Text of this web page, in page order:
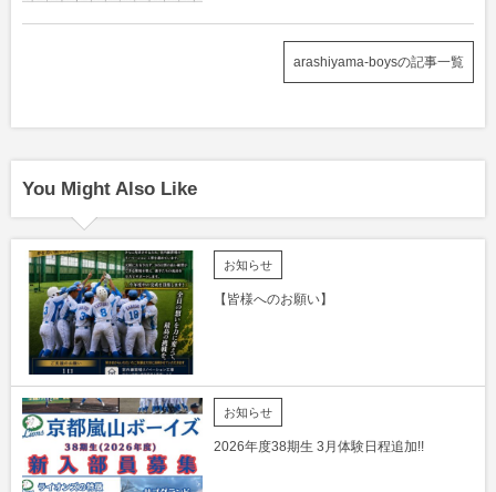
arashiyama-boysの記事一覧
You Might Also Like
お知らせ
【皆様へのお願い】
お知らせ
2026年度38期生 3月体験日程追加!!